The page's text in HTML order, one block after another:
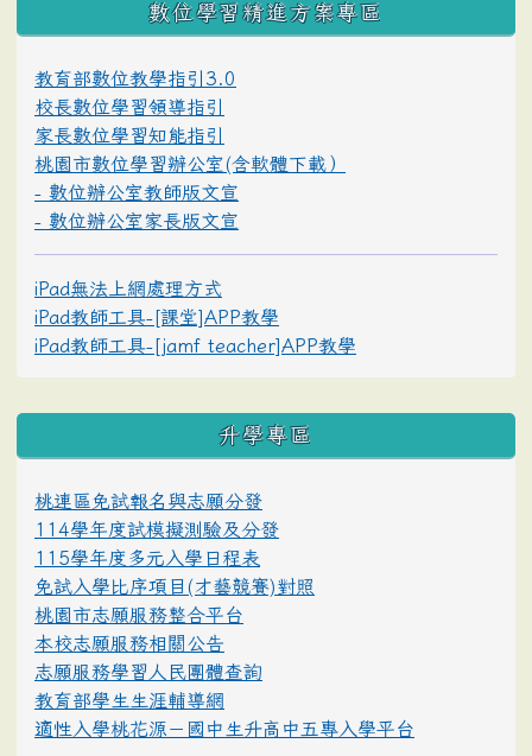
數位學習精進方案專區
教育部數位教學指引3.0
校長數位學習領導指引
家長數位學習知能指引
桃園市數位學習辦公室(含軟體下載）
- 數位辦公室教師版文宣
- 數位辦公室家長版文宣
iPad無法上網處理方式
iPad教師工具-[課堂]APP教學
iPad教師工具-[jamf teacher]APP教學
升學專區
桃連區免試報名與志願分發
114學年度試模擬測驗及分發
115學年度多元入學日程表
免試入學比序項目(才藝競賽)對照
桃園市志願服務整合平台
本校志願服務相關公告
志願服務學習人民團體查詢
教育部學生生涯輔導網
適性入學桃花源－國中生升高中五專入學平台